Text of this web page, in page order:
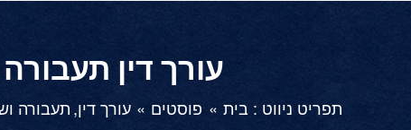
עורך דין
תפריט ניווט : בית פוסטים עורך דין תעבורה